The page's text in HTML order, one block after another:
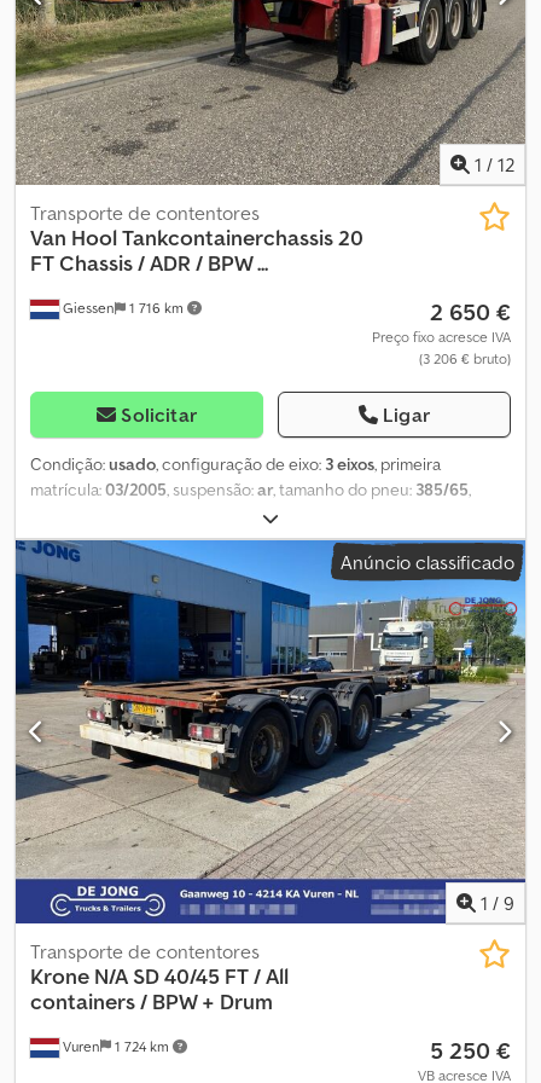
1 / 12
Giessen 1 716 km
Transporte de contentores
Van HoolTankcontainerchassis 20
FT Chassis / ADR / BPW ...
2 650 €
Preço fixo acresce IVA
(3 206 € bruto)
Solicitar Ligar
Condição:usado, configuração de eixo: 3 eixos, primeira
matrícula:03/2005, suspensão:ar, tamanho do pneu: 385/65,
30 percentagem
2005, Equipamento:ABS, = Outras opções e acessórios = -
Suspensão pneumática - Travões de tambor = Mais informações =
Dimensão dos pneus: 385/65 Dwedpfsztrf Nex Adhja Travões:
Travões de tambor Eixo traseiro 1: Profundidade do piso dos
pneus: 30% Eixo traseiro 2: Profundidade do piso dos pneus: 30%
Anúncio classificado
1 / 9
Vuren 1 724 km
Transporte de contentores
Krone N/A SD 40/45 FT / All
containers / BPW + Drum
5 250 €
VB acresce IVA